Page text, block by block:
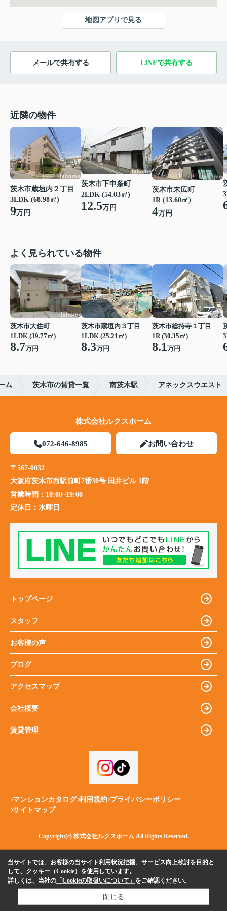
地図アプリで見る
メールで共有する LINEで共有する
近隣の物件
茨木市蔵垣内２丁目
3LDK (68.98㎡)
9万円
茨木市下中条町
2LDK (54.03㎡)
12.5万円
茨木市末広町
1R (13.60㎡)
4万円
よく見られている物件
茨木市大住町
1LDK (39.77㎡)
8.7万円
茨木市蔵垣内３丁目
1LDK (25.21㎡)
8.3万円
茨木市総持寺１丁目
1R (30.35㎡)
8.1万円
ム 茨木市の賃貸一覧 南茨木駅 アネックスウエスト
株式会社ルクスホーム
072-646-8985 お問い合わせ
〒567-0032
大阪府茨木市西駅前町7番30号 田井ビル 1階
営業時間： 10:00~19:00
定休日： 水曜日
トップページ
スタッフ
お客様の声
ブログ
アクセスマップ
会社概要
賃貸管理
マンションカタログ 利用規約 プライバシーポリシー
サイトマップ
Copyright(c) 株式会社ルクスホーム All Rights Reserved.
当サイトでは、お客様の当サイト利用状況把握、サービス向上検討を目的と
して、クッキー（Cookie）を使用しています。
詳しくは、当社の 「Cookieの取扱いについて」 をご確認ください。
閉じる